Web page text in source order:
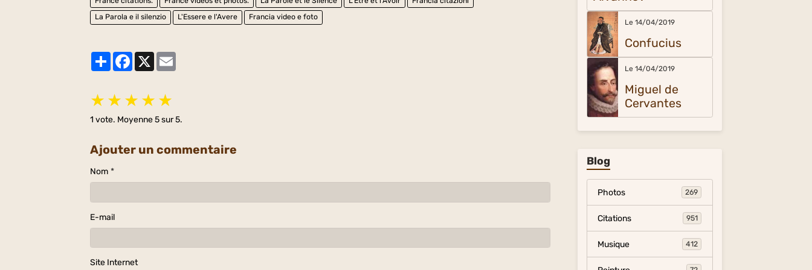
La Parola e il silenzio
L'Essere e l'Avere Francia video e foto
PartagerFacebook
X
★ ★ ★ ★ ★
1 vote. Moyenne5sur 5.
Ajouter un commentaire
Nom
E-mail
Site Internet
Le 14/04/2019
Confucius
Le 14/04/2019
Miguel de
Cervantes
Blog
Photos 269
Citations 951
Musique 412